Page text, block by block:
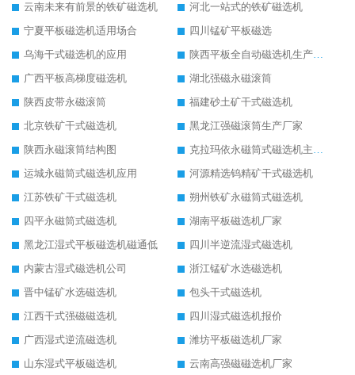
云南未来有前景的铁矿磁选机
河北一站式的铁矿磁选机
宁夏平板磁选机适用场合
四川锰矿平板磁选
乌海干式磁选机的应用
陕西平板全自动磁选机生产厂家
广西平板高梯度磁选机
湖北强磁永磁滚筒
陕西皮带永磁滚筒
福建砂土矿干式磁选机
北京铁矿干式磁选机
黑龙江强磁滚筒生产厂家
陕西永磁滚筒结构图
克拉玛依永磁筒式磁选机主要技术参数
运城永磁筒式磁选机应用
河源精选钨精矿干式磁选机
江苏铁矿干式磁选机
朔州铁矿永磁筒式磁选机
四平永磁筒式磁选机
湖南平板磁选机厂家
黑龙江湿式平板磁选机磁通低
四川半逆流湿式磁选机
内蒙古湿式磁选机公司
浙江锰矿水选磁选机
晋中锰矿水选磁选机
包头干式磁选机
江西干式强磁磁选机
四川湿式磁选机报价
广西湿式逆流磁选机
潍坊平板磁选机厂家
山东湿式平板磁选机
云南高强磁磁选机厂家